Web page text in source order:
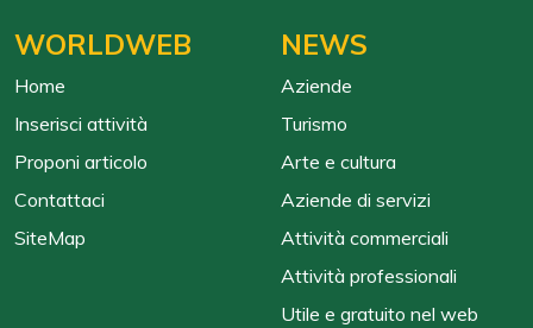
WORLDWEB
Home
Inserisci attività
Proponi articolo
Contattaci
SiteMap
NEWS
Aziende
Turismo
Arte e cultura
Aziende di servizi
Attività commerciali
Attività professionali
Utile e gratuito nel web